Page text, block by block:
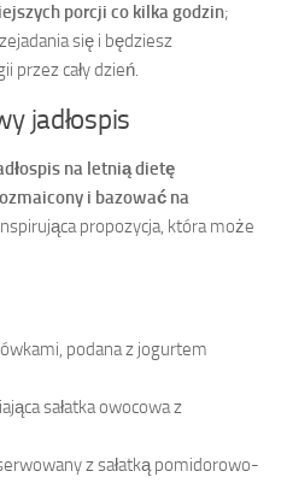
porcji co kilka godzin;
się i będziesz
przez cały dzień.
jadłospis
na letnią dietę
i bazować na
propozycja, która może
podana z jogurtem
sałatka owocowa z
z sałatką pomidorowo-